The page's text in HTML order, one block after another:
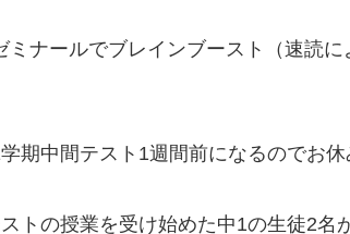
ミナールでブレインブースト（速読
期中間テスト1週間前になるのでお休
トの授業を受け始めた中1の生徒2名